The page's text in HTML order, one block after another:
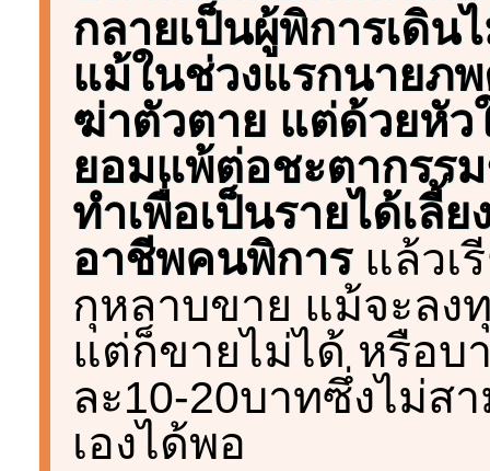
กลายเป็นผู้พิการเดิน
แม้ในช่วงแรกนายภ
ฆ่าตัวตาย แต่ด้วยหัว
ยอมแพ้ต่อชะตากรร
ทำเพื่อเป็นรายได้เลี้
อาชีพคนพิการแล้วเ
กุหลาบขาย แม้จะลง
แต่ก็ขายไม่ได้ หรือบ
ละ10-20บาทซึ่งไม่ส
เองได้พอ